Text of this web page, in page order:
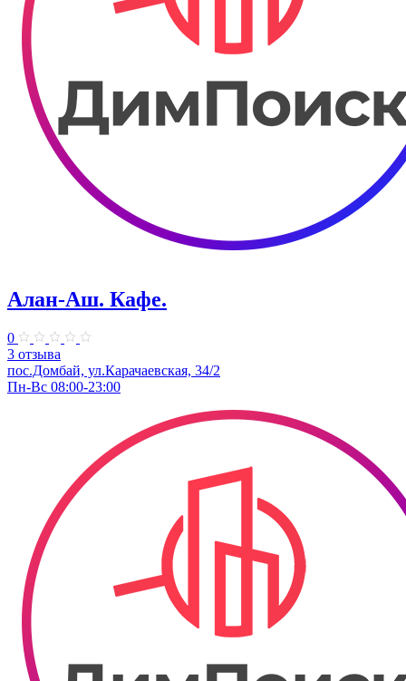
Алан-Аш. Кафе.
0
3 отзыва
пос.Домбай, ул.Карачаевская, 34/2
Пн-Вс 08:00-23:00